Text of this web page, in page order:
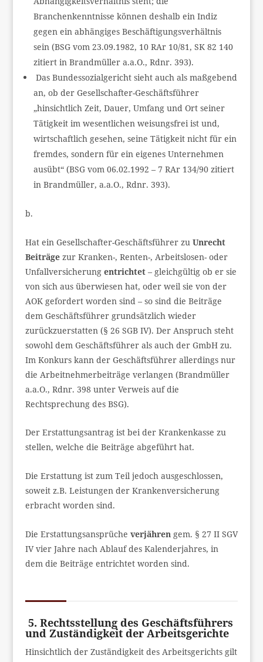
Branchenkenntnisse können deshalb ein Indiz
gegen ein abhängiges Beschäftigungsverhältnis
sein (BSG vom 23.09.1982, 10 RAr 10/81, SK 82 140
zitiert in Brandmüller a.a.O., Rdnr. 393).
Das Bundessozialgericht sieht auch als maßgebend
an, ob der Gesellschafter-Geschäftsführer
„hinsichtlich Zeit, Dauer, Umfang und Ort seiner
Tätigkeit im wesentlichen weisungsfrei ist und,
wirtschaftlich gesehen, seine Tätigkeit nicht für ein
fremdes, sondern für ein eigenes Unternehmen
ausübt“ (BSG vom 06.02.1992 – 7 RAr 134/90 zitiert
in Brandmüller, a.a.O., Rdnr. 393).
b.
Hat ein Gesellschafter-Geschäftsführer zu Unrecht
Beiträgezur Kranken-, Renten-, Arbeitslosen- oder
Unfallversicherung entrichtet– gleichgültig ob er sie
von sich aus überwiesen hat, oder weil sie von der
AOK gefordert worden sind – so sind die Beiträge
dem Geschäftsführer grundsätzlich wieder
zurückzuerstatten (§ 26 SGB IV). Der Anspruch steht
sowohl dem Geschäftsführer als auch der GmbH zu.
Im Konkurs kann der Geschäftsführer allerdings nur
die Arbeitnehmerbeiträge verlangen (Brandmüller
a.a.O., Rdnr. 398 unter Verweis auf die
Rechtsprechung des BSG).
Der Erstattungsantrag ist bei der Krankenkasse zu
stellen, welche die Beiträge abgeführt hat.
Die Erstattung ist zum Teil jedoch ausgeschlossen,
soweit z.B. Leistungen der Krankenversicherung
erbracht worden sind.
Die Erstattungsansprüche verjährengem. § 27 II SGV
IV vier Jahre nach Ablauf des Kalenderjahres, in
dem die Beiträge entrichtet worden sind.
5. Rechtsstellung des Geschäftsführers
und Zuständigkeit der Arbeitsgerichte
Hinsichtlich der Zuständigkeit des Arbeitsgerichts gilt